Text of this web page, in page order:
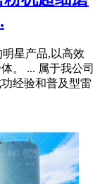
星产品,以高效
。 ... 属于我公司
经验和普及型雷